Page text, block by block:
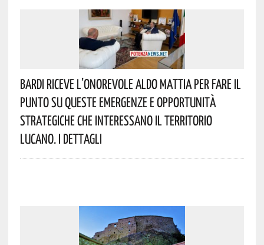
Bardi Riceve L’onorevole Aldo Mattia Per Fare Il
Punto Su Queste Emergenze E Opportunità
Strategiche Che Interessano Il Territorio
Lucano. I Dettagli